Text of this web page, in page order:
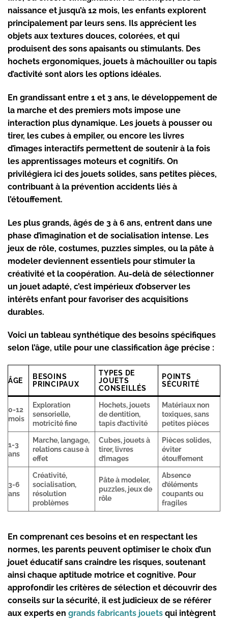
naissance et jusqu’à 12 mois, les enfants explorent
principalement par leurs sens. Ils apprécient les
objets aux textures douces, colorées, et qui
produisent des sons apaisants ou stimulants. Des
hochets ergonomiques, jouets à mâchouiller ou tapis
d’activité sont alors les options idéales.
En grandissant entre 1 et 3 ans, le développement de
la marche et des premiers mots impose une
interaction plus dynamique. Les jouets à pousser ou
tirer, les cubes à empiler, ou encore les livres
d’images interactifs permettent de soutenir à la fois
les apprentissages moteurs et cognitifs. On
privilégiera ici des jouets solides, sans petites pièces,
contribuant à la prévention accidents liés à
l’étouffement.
Les plus grands, âgés de 3 à 6 ans, entrent dans une
phase d’imagination et de socialisation intense. Les
jeux de rôle, costumes, puzzles simples, ou la pâte à
modeler deviennent essentiels pour stimuler la
créativité et la coopération. Au-delà de sélectionner
un jouet adapté, c’est impérieux d’observer les
intérêts enfant pour favoriser des acquisitions
durables.
Voici un tableau synthétique des besoins spécifiques
selon l’âge, utile pour une classification âge précise :
ÂGE
BESOINS
PRINCIPAUX
TYPES DE
JOUETS
CONSEILLÉS
POINTS
SÉCURITÉ
0-12
mois
Exploration
sensorielle,
motricité fine
Hochets, jouets
de dentition,
tapis d’activité
Matériaux non
toxiques, sans
petites pièces
1-3
ans
Marche, langage,
relations cause à
effet
Cubes, jouets à
tirer, livres
d’images
Pièces solides,
éviter
étouffement
3-6
ans
Créativité,
socialisation,
résolution
problèmes
Pâte à modeler,
puzzles, jeux de
rôle
Absence
d’éléments
coupants ou
fragiles
En comprenant ces besoins et en respectant les
normes, les parents peuvent optimiser le choix d’un
jouet éducatif sans craindre les risques, soutenant
ainsi chaque aptitude motrice et cognitive. Pour
approfondir les critères de sélection et découvrir des
conseils sur la sécurité, il est judicieux de se référer
aux experts en grands fabricants jouets qui intègrent